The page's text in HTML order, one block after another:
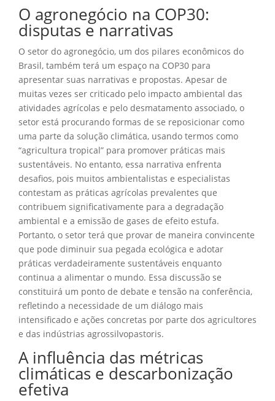
O agronegócio na COP30:
disputas e narrativas
O setor do agronegócio, um dos pilares econômicos do
Brasil, também terá um espaço na COP30 para
apresentar suas narrativas e propostas. Apesar de
muitas vezes ser criticado pelo impacto ambiental das
atividades agrícolas e pelo desmatamento associado, o
setor está procurando formas de se reposicionar como
uma parte da solução climática, usando termos como
“agricultura tropical” para promover práticas mais
sustentáveis. No entanto, essa narrativa enfrenta
desafios, pois muitos ambientalistas e especialistas
contestam as práticas agrícolas prevalentes que
contribuem significativamente para a degradação
ambiental e a emissão de gases de efeito estufa.
Portanto, o setor terá que provar de maneira convincente
que pode diminuir sua pegada ecológica e adotar
práticas verdadeiramente sustentáveis enquanto
continua a alimentar o mundo. Essa discussão se
constituirá um ponto de debate e tensão na conferência,
refletindo a necessidade de um diálogo mais
intensificado e ações concretas por parte dos agricultores
e das indústrias agrossilvopastoris.
A influência das métricas
climáticas e descarbonização
efetiva